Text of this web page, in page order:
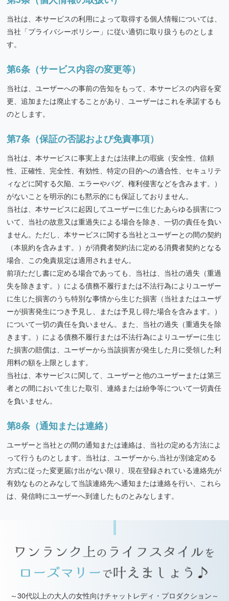
当社は、本サービスの利用によって取得する個人情報については、
当社「プライバシーポリシー」に従い適切に取り扱うものとしま
す。
第6条（サービス内容の変更等）
当社は、ユーザーへの事前の告知をもって、本サービスの内容を変
更、追加または廃止することがあり、ユーザーはこれを承諾するも
のとします。
第7条（保証の否認および免責事項）
当社は、本サービスに事実上または法律上の瑕疵（安全性、信頼
性、正確性、完全性、有効性、特定の目的への適合性、セキュリテ
ィなどに関する欠陥、エラーやバグ、権利侵害などを含みます。）
がないことを明示的にも黙示的にも保証しておりません。
当社は、本サービスに起因してユーザーに生じたあらゆる損害につ
いて、当社の故意又は重過失による場合を除き、一切の責任を負い
ません。ただし、本サービスに関する当社とユーザーとの間の契約
（本規約を含みます。）が消費者契約法に定める消費者契約となる
場合、この免責規定は適用されません。
前項ただし書に定める場合であっても、当社は、当社の過失（重過
失を除きます。）による債務不履行または不法行為によりユーザー
に生じた損害のうち特別な事情から生じた損害（当社またはユーザ
ーが損害発生につき予見し、または予見し得た場合を含みます。）
について一切の責任を負いません。また、当社の過失（重過失を除
きます。）による債務不履行または不法行為によりユーザーに生じ
た損害の賠償は、ユーザーから当該損害が発生した月に受領した利
用料の額を上限とします。
当社は、本サービスに関して、ユーザーと他のユーザーまたは第三
者との間において生じた取引、連絡または紛争等について一切責任
を負いません。
第8条（通知または連絡）
ユーザーと当社との間の通知または連絡は、当社の定める方法によ
って行うものとします。当社は、ユーザーから,当社が別途定める
方式に従った変更届け出がない限り、現在登録されている連絡先が
有効なものとみなして当該連絡先へ通知または連絡を行い、これら
は、発信時にユーザーへ到達したものとみなします。
～30代以上の大人の女性向けチャットレディ・プロダクション～